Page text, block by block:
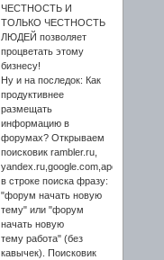
ЧЕСТНОСТЬ И
ТОЛЬКО ЧЕСТНОСТЬ
ЛЮДЕЙ позволяет
процветать этому
бизнесу!
Ну и на последок: Как
продуктивнее
размещать
информацию в
форумах? Открываем
поисковик rambler.ru,
в строке поиска фразу:
"форум начать новую
тему" или "форум
начать новую
тему работа" (без
кавычек). Поисковик